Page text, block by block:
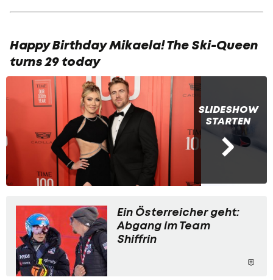
Happy Birthday Mikaela! The Ski-Queen
turns 29 today
SLIDESHOW
STARTEN
Ein Österreicher geht:
Abgang im Team
Shiffrin